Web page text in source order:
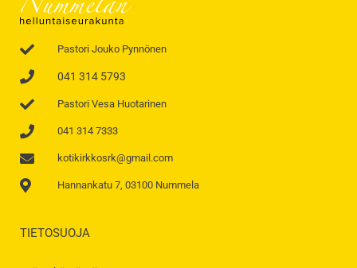
Pastori Jouko Pynnönen
041 314 5793
Pastori Vesa Huotarinen
041 314 7333
kotikirkkosrk@gmail.com
Hannankatu 7, 03100 Nummela
TIETOSUOJA